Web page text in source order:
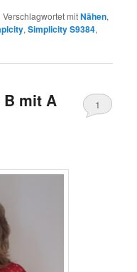
|Verschlagwortet mitNähen,
,Simplicity S9384,
B mit A
1